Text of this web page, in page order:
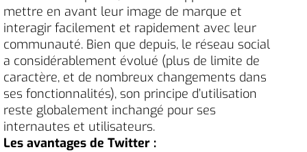
mettre en avant leur image de marque et
interagir facilement et rapidement avec leur
communauté. Bien que depuis, le réseau social
a considérablement évolué (plus de limite de
caractère, et de nombreux changements dans
ses fonctionnalités), son principe d’utilisation
reste globalement inchangé pour ses
internautes et utilisateurs.
Les avantages de Twitter :